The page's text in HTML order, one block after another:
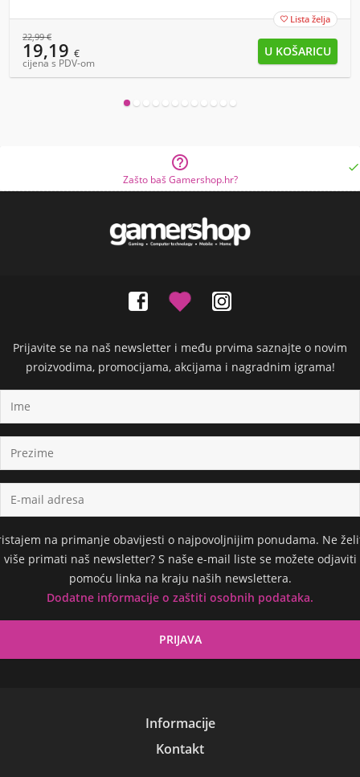
 Lista želja
22,99€
19,19 €
cijena s PDV-om

Zašto baš Gamershop.hr?

Prijavite se na naš newsletter i među prvima saznajte o novim
proizvodima, promocijama, akcijama i nagradnim igrama!
na primanje obavijesti o najpovoljnijim ponudama. Ne
više primati naš newsletter? S naše e-mail liste se možete odjaviti
pomoću linka na kraju naših newslettera.
Dodatne informacije o zaštiti osobnih podataka.
Informacije
Kontakt